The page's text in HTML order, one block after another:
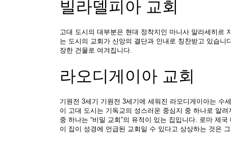
빌라델피아 교회
고대 도시의 대부분은 현대 정착지인 마니사 알라세히르
는 도시의 교회가 신앙의 결단과 인내로 칭찬받고 있습
장한 건물로 여겨집니다.
라오디게이아 교회
기원전 3세기 기원전 3세기에 세워진 라오디게이아는 수
이 고대 도시는 기독교의 성스러운 중심지 중 하나로 알
중 하나는 “비밀 교회”의 유적이 있는 집입니다. 로마 제
이 집이 성경에 언급된 교회일 수 있다고 상상하는 것은